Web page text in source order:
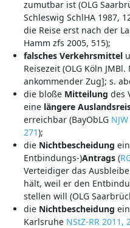
zumutbar ist (OLG
Schleswig SchlHA 1987,
die Reise erst nach der
Hamm zfs 2005, 515);
falsches Verkehrsmittel
Reisezeit (OLG Köln
ankommender Zug]; s.
die bloße Mitteilung des
eine längere
erreichbar (BayObLG
271);
die Nichtbescheidung
Entbindungs-)Antrags(
Verteidiger das
hält, weil er den
stellen will (OLG
die Nichtbescheidung
Karlsruhe NStZ-RR 2011,